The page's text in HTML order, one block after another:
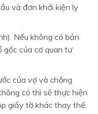
và đơn khởi kiện ly
Nếu không có bản
gốc của cơ quan tư
của vợ và chồng
có thì sẽ thực hiện
giấy tờ khác thay thế.